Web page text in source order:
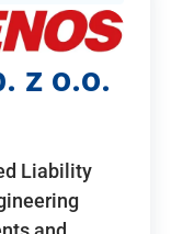
z o.o.
Liability